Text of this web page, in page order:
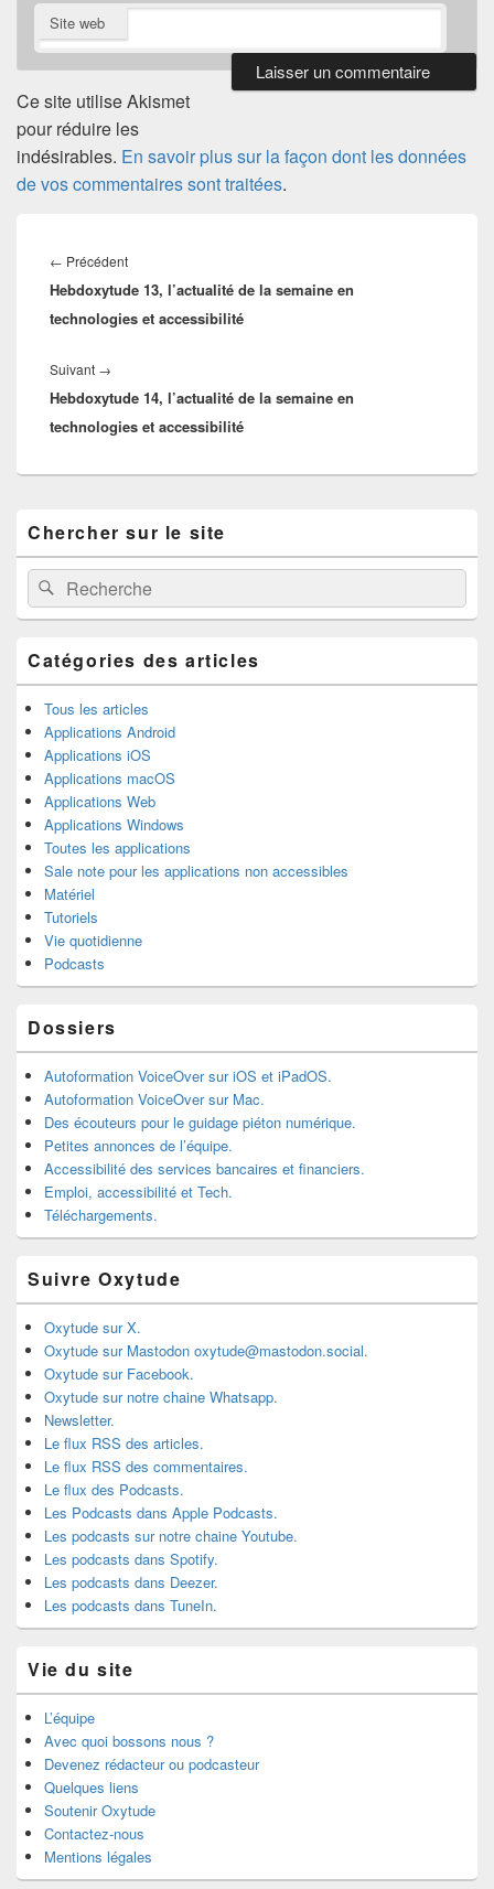
Site web
Ce site utilise Akismet
pour réduire les
indésirables. En savoir plus sur la façon dont les données
de vos commentaires sont traitées.
de
l’article
← PrécédentArticle
précédent :
Hebdoxytude 13, l’actualité de la semaine en
technologies et accessibilité
Suivant →
suivant :
Hebdoxytude 14, l’actualité de la semaine en
technologies et accessibilité
principale
de
widget
pour
la
latérale
Chercher sur le site
Recherche :Rechercher
Catégories des articles
Tous les articles
Applications Android
Applications iOS
Applications macOS
Applications Web
Applications Windows
Toutes les applications
Sale note pour les applications non accessibles
Matériel
Tutoriels
Vie quotidienne
Podcasts
Dossiers
Autoformation VoiceOver sur iOS et iPadOS.
Autoformation VoiceOver sur Mac.
Des écouteurs pour le guidage piéton numérique.
Petites annonces de l’équipe.
Accessibilité des services bancaires et financiers.
Emploi, accessibilité et Tech.
Téléchargements.
Suivre Oxytude
Oxytude sur X.
Oxytude sur Mastodon oxytude@mastodon.social.
Oxytude sur Facebook.
Oxytude sur notre chaine Whatsapp.
Newsletter.
Le flux RSS des articles.
Le flux RSS des commentaires.
Le flux des Podcasts.
Les Podcasts dans Apple Podcasts.
Les podcasts sur notre chaine Youtube.
Les podcasts dans Spotify.
Les podcasts dans Deezer.
Les podcasts dans TuneIn.
Vie du site
L’équipe
Avec quoi bossons nous ?
Devenez rédacteur ou podcasteur
Quelques liens
Soutenir Oxytude
Contactez-nous
Mentions légales